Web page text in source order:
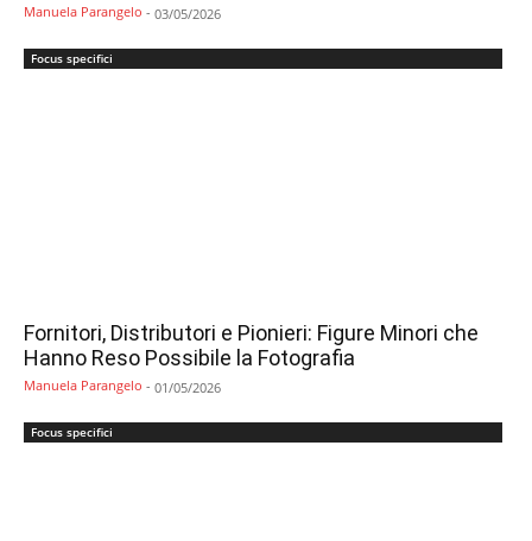
Manuela Parangelo - 03/05/2026
Focus specifici
Fornitori, Distributori e Pionieri: Figure Minori che
Hanno Reso Possibile la Fotografia
Manuela Parangelo - 01/05/2026
Focus specifici